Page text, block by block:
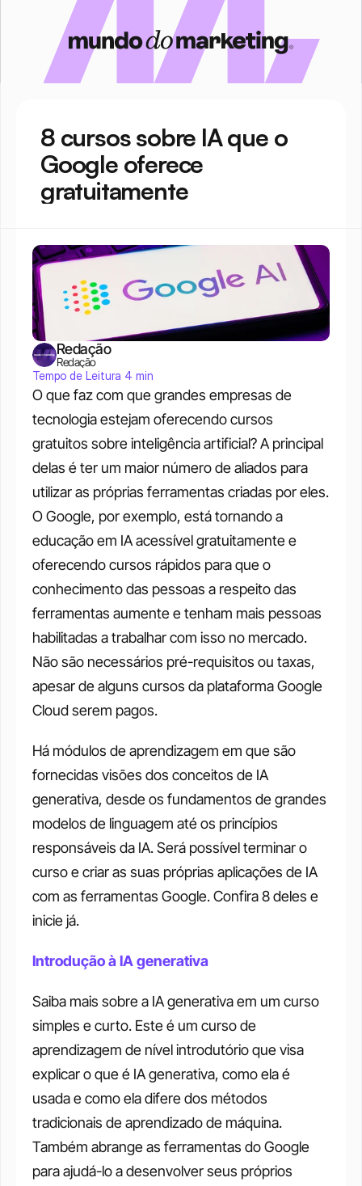
8 cursos sobre IA que o
Google oferece
gratuitamente
O que faz com que grandes empresas de
tecnologia estejam oferecendo cursos
gratuitos sobre inteligência artificial? A principal
delas é ter um maior número de aliados para
utilizar as próprias ferramentas criadas por eles.
O Google, por exemplo, está tornando a
educação em IA acessível gratuitamente e
oferecendo cursos rápidos para que o
conhecimento das pessoas a respeito das
ferramentas aumente e tenham mais pessoas
habilitadas a trabalhar com isso no mercado.
Não são necessários pré-requisitos ou taxas,
apesar de alguns cursos da plataforma Google
Cloud serem pagos.
Há módulos de aprendizagem em que são
fornecidas visões dos conceitos de IA
generativa, desde os fundamentos de grandes
modelos de linguagem até os princípios
responsáveis ​​da IA. Será possível terminar o
curso e criar as suas próprias aplicações de IA
com as ferramentas Google. Confira 8 deles e
inicie já.
Introdução à IA generativa
Saiba mais sobre a IA generativa em um curso
simples e curto. Este é um curso de
aprendizagem de nível introdutório que visa
explicar o que é IA generativa, como ela é
usada e como ela difere dos métodos
tradicionais de aprendizado de máquina.
Também abrange as ferramentas do Google
para ajudá-lo a desenvolver seus próprios
Redação
Redação
Tempo de Leitura 4 min